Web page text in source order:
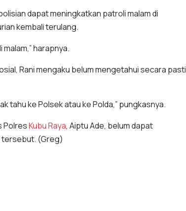
dapat meningkatkan patroli malam di
kembali terulang.
harapnya.
Rani mengaku belum mengetahui secara pasti
tahu ke Polsek atau ke Polda,” pungkasnya.
PolresKubu Raya, Aiptu Ade, belum dapat
tersebut. (Greg)